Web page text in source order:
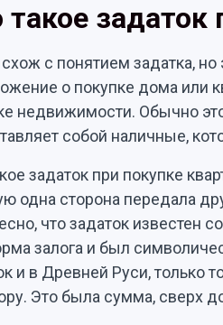
такое задаток
с понятием задатка,
о покупке дома или
недвижимости. Обычно
собой наличные,
задаток при покупке
одна сторона передала
что задаток известен
залога и был
и в Древней Руси, только
Это была сумма, сверх